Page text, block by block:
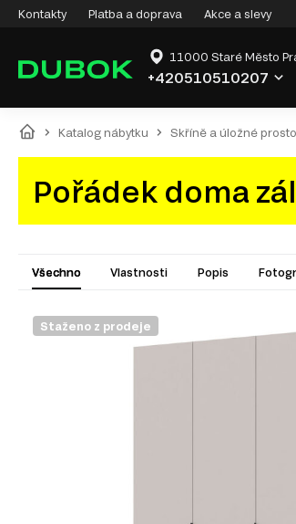
Kontakty Platba a doprava Akce a slevy
11000 Staré Město
+420510510207
Katalog nábytku Skříně a úložné
Pořádek doma
Všechno Vlastnosti Popis
Staženo z prodeje